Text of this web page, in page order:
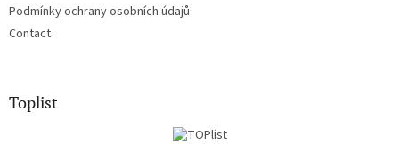
Podmínky ochrany osobních údajů
Contact
Toplist